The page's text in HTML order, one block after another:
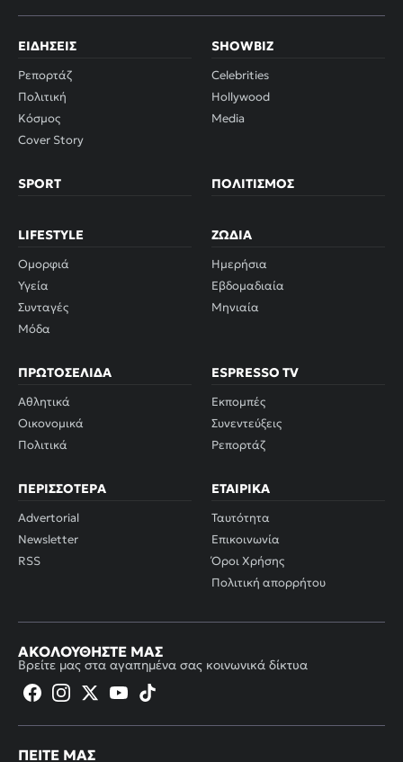
ΕΙΔΉΣΕΙΣ
Ρεπορτάζ
Πολιτική
Κόσμος
Cover Story
SHOWBIZ
Celebrities
Hollywood
Media
SPORT ΠΟΛΙΤΙΣΜΌΣ
LIFESTYLE
Ομορφιά
Υγεία
Συνταγές
Μόδα
ΖΏΔΙΑ
Ημερήσια
Εβδομαδιαία
Μηνιαία
ΠΡΩΤΟΣΈΛΙΔΑ
Αθλητικά
Οικονομικά
Πολιτικά
ESPRESSO TV
Εκπομπές
Συνεντεύξεις
Ρεπορτάζ
ΠΕΡΙΣΣΌΤΕΡΑ
Advertorial
Newsletter
RSS
ΕΤΑΙΡΙΚΆ
Ταυτότητα
Επικοινωνία
Όροι Χρήσης
Πολιτική απορρήτου
ΑΚΟΛΟΥΘΉΣΤΕ ΜΑΣ
Βρείτε μας στα αγαπημένα σας κοινωνικά δίκτυα
ΠΕΊΤΕ ΜΑΣ